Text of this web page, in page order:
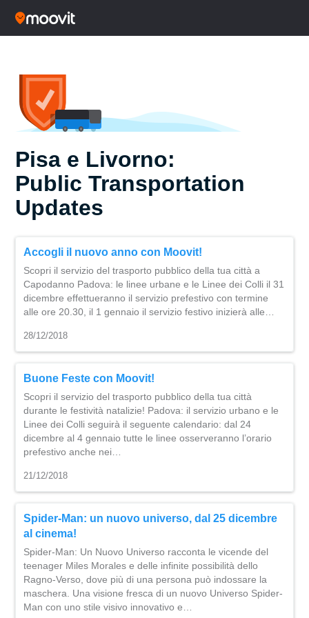
Pisa e Livorno:
Public Transportation
Updates
Accogli il nuovo anno con Moovit!
Scopri il servizio del trasporto pubblico della tua città a
Capodanno Padova: le linee urbane e le Linee dei Colli il 31
dicembre effettueranno il servizio prefestivo con termine
alle ore 20.30, il 1 gennaio il servizio festivo inizierà alle…
28/12/2018
Buone Feste con Moovit!
Scopri il servizio del trasporto pubblico della tua città
durante le festività natalizie! Padova: il servizio urbano e le
Linee dei Colli seguirà il seguente calendario: dal 24
dicembre al 4 gennaio tutte le linee osserveranno l’orario
prefestivo anche nei…
21/12/2018
Spider-Man: un nuovo universo, dal 25 dicembre
al cinema!
Spider-Man: Un Nuovo Universo racconta le vicende del
teenager Miles Morales e delle infinite possibilità dello
Ragno-Verso, dove più di una persona può indossare la
maschera. Una visione fresca di un nuovo Universo Spider-
Man con uno stile visivo innovativo e…